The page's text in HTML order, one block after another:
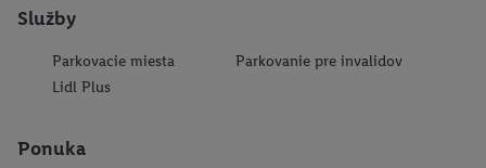
Služby
Parkovacie miesta
Parkovanie pre invalidov
Lidl Plus
Ponuka